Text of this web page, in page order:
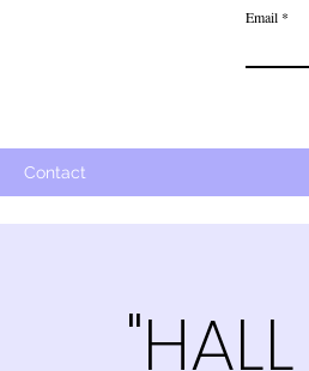
Email
Contact